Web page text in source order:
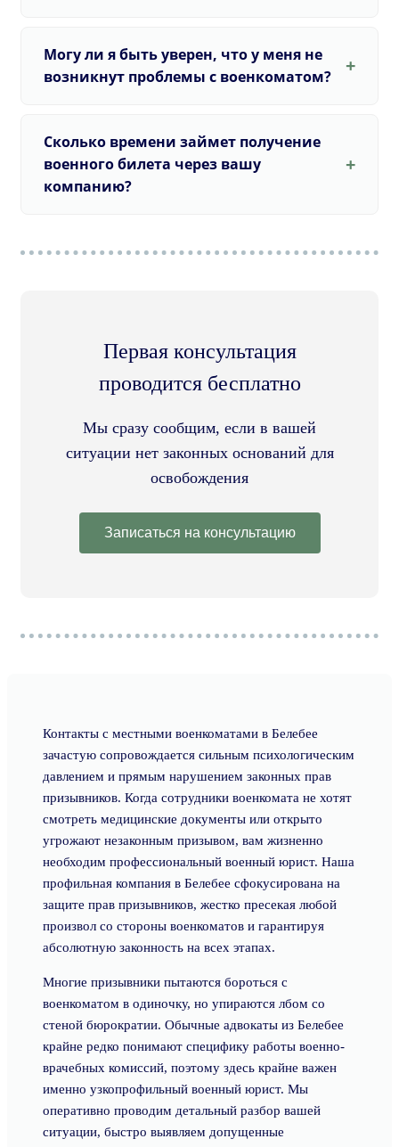
Могу ли я быть уверен, что у меня не
возникнут проблемы с военкоматом?
Сколько времени займет получение
военного билета через вашу
компанию?
Первая консультация
проводится бесплатно
Мы сразу сообщим, если в вашей
ситуации нет законных оснований для
освобождения
Записаться на консультацию
Контакты с местными военкоматами в Белебее
зачастую сопровождается сильным психологическим
давлением и прямым нарушением законных прав
призывников. Когда сотрудники военкомата не хотят
смотреть медицинские документы или открыто
угрожают незаконным призывом, вам жизненно
необходим профессиональный военный юрист. Наша
профильная компания в Белебее сфокусирована на
защите прав призывников, жестко пресекая любой
произвол со стороны военкоматов и гарантируя
абсолютную законность на всех этапах.
Многие призывники пытаются бороться с
военкоматом в одиночку, но упираются лбом со
стеной бюрократии. Обычные адвокаты из Белебее
крайне редко понимают специфику работы военно-
врачебных комиссий, поэтому здесь крайне важен
именно узкопрофильный военный юрист. Мы
оперативно проводим детальный разбор вашей
ситуации, быстро выявляем допущенные